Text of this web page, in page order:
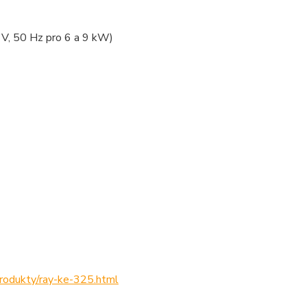
50 Hz pro 6 a 9 kW)
ray-ke-325.html